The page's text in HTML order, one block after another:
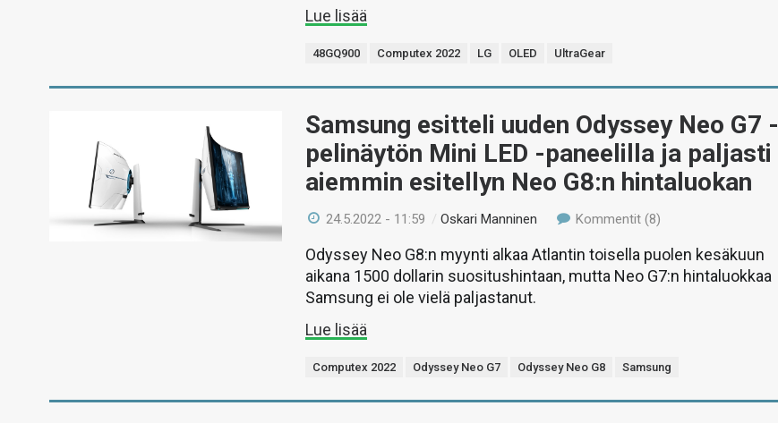
Lue lisää
48GQ900 Computex 2022 LG OLED UltraGear
Samsung esitteli uuden Odyssey Neo G7 -
pelinäytön Mini LED -paneelilla ja paljasti
aiemmin esitellyn Neo G8:n hintaluokan
24.5.2022 - 11:59 /Oskari Manninen Kommentit (8)
Odyssey Neo G8:n myynti alkaa Atlantin toisella puolen kesäkuun
aikana 1500 dollarin suositushintaan, mutta Neo G7:n hintaluokkaa
Samsung ei ole vielä paljastanut.
Lue lisää
Computex 2022 Odyssey Neo G7 Odyssey Neo G8 Samsung